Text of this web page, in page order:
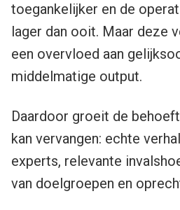
toegankelijker en de
lager dan ooit. Maar deze
een overvloed aan
middelmatige output.
Daardoor groeit de
kan vervangen: echte
experts, relevante
van doelgroepen en